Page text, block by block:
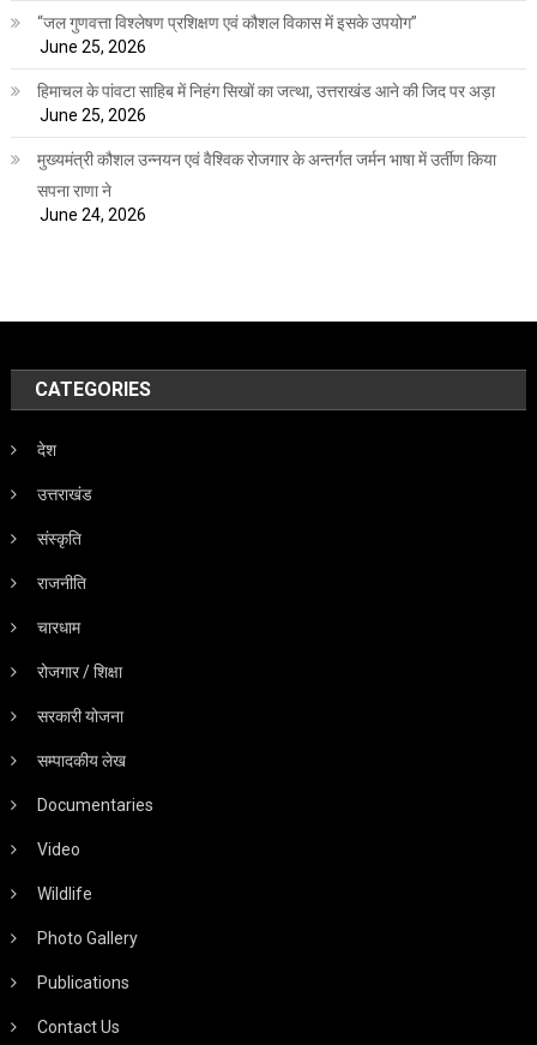
“जल गुणवत्ता विश्लेषण प्रशिक्षण एवं कौशल विकास में इसके उपयोग”
June 25, 2026
हिमाचल के पांवटा साहिब में निहंग सिखों का जत्था, उत्तराखंड आने की जिद पर अड़ा
June 25, 2026
मुख्यमंत्री कौशल उन्नयन एवं वैश्विक रोजगार के अन्तर्गत जर्मन भाषा में उर्तीण किया
सपना राणा ने
June 24, 2026
CATEGORIES
देश
उत्तराखंड
संस्कृति
राजनीति
चारधाम
रोजगार / शिक्षा
सरकारी योजना
सम्पादकीय लेख
Documentaries
Video
Wildlife
Photo Gallery
Publications
Contact Us